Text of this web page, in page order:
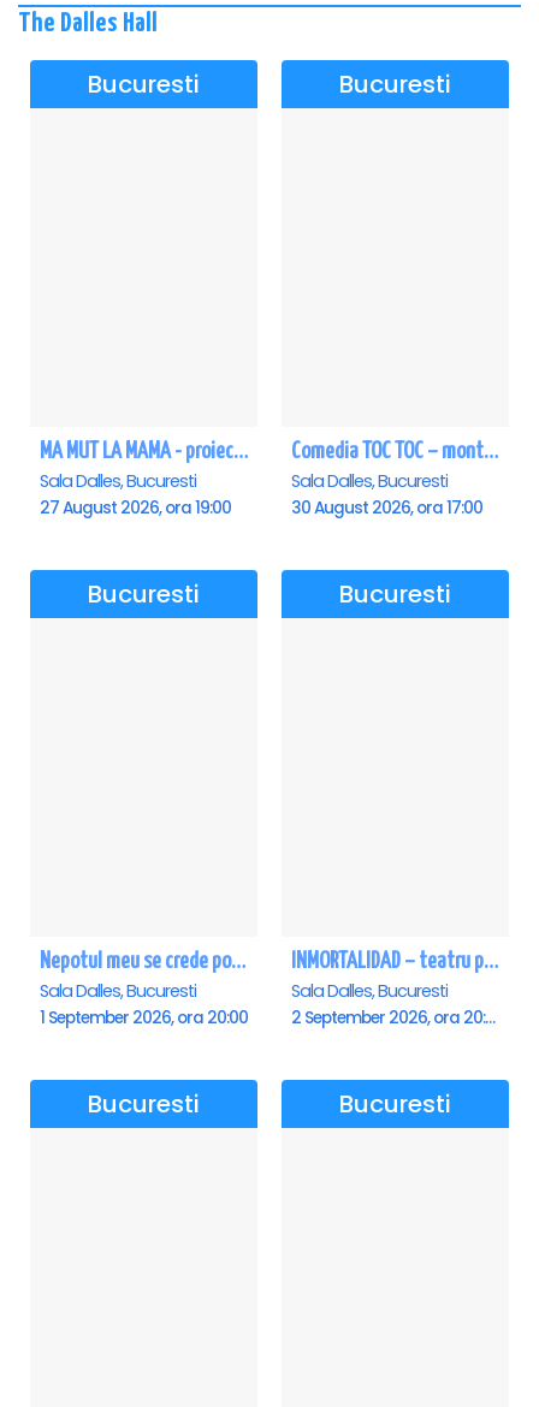
The Dalles Hall
Bucuresti
MA MUT LA MAMA - proiectie film Dalles
Sala Dalles, Bucuresti
27 August 2026, ora 19:00
Bucuresti
Comedia TOC TOC – montarea originală
Sala Dalles, Bucuresti
30 August 2026, ora 17:00
Bucuresti
Nepotul meu se crede poet - Sala Dalles
Sala Dalles, Bucuresti
1 September 2026, ora 20:00
Bucuresti
INMORTALIDAD – teatru poetic cu Magda Catone & Maxim Belciug
Sala Dalles, Bucuresti
2 September 2026, ora 20:00
Bucuresti Bucuresti